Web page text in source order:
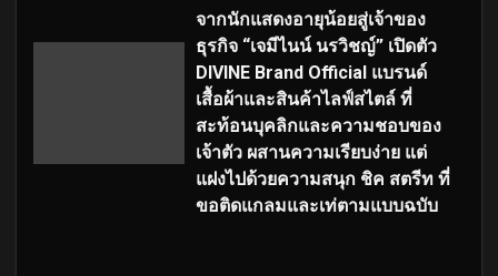
จากนักแสดงอายุน้อยสู่เจ้าของ
ธุรกิจ “เจมีไนน์ นรวิชญ์” เปิดตัว
DIVINE Brand Official แบรนด์
เสื้อผ้าและสินค้าไลฟ์สไตล์ ที่
สะท้อนบุคลิกและความชอบของ
เจ้าตัว ผสานความเรียบง่าย แต่
แฝงไปด้วยความสนุก ชิค สตรีท ที่
ขอติดแกลมและเท่ตามแบบฉบับ